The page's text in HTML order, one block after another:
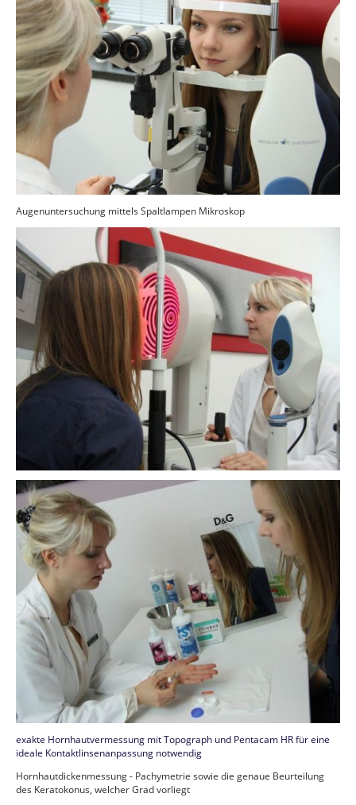
Augenuntersuchung mittels Spaltlampen Mikroskop
exakte Hornhautvermessung mit Topograph und Pentacam HR für eine
ideale Kontaktlinsenanpassung notwendig
Hornhautdickenmessung - Pachymetrie sowie die genaue Beurteilung
des Keratokonus, welcher Grad vorliegt